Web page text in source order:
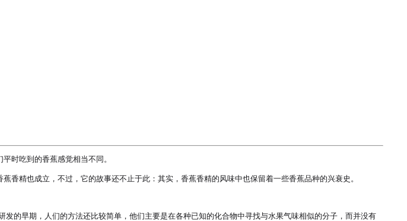
时吃到的香蕉感觉相当不同。
精也成立，不过，它的故事还不止于此：其实，香蕉香精的风味中也保留着一些香蕉品种的兴衰史。
早期，人们的方法还比较简单，他们主要是在各种已知的化合物中寻找与水果气味相似的分子，而并没有